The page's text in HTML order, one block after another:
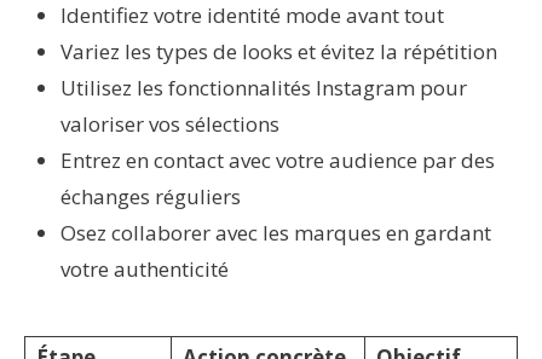
Identifiez votre identité mode avant tout
Variez les types de looks et évitez la répétition
Utilisez les fonctionnalités Instagram pour
valoriser vos sélections
Entrez en contact avec votre audience par des
échanges réguliers
Osez collaborer avec les marques en gardant
votre authenticité